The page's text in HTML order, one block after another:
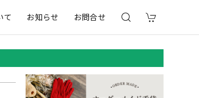
て お知らせ お問合せ